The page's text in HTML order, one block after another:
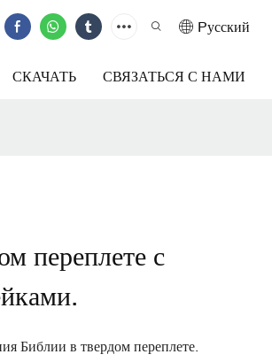
Pусский
СКАЧАТЬ СВЯЗАТЬСЯ С НАМИ
переплете с
Библии в твердом переплете.